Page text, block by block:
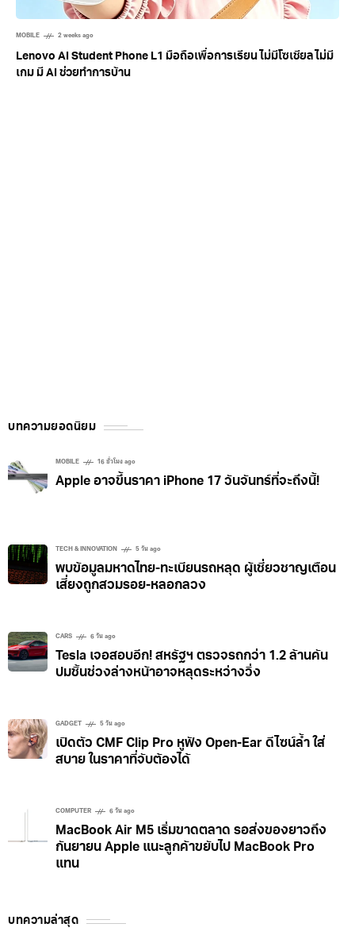
MOBILE 2 weeks ago
Lenovo AI Student Phone L1 มือถือเพื่อการเรียน ไม่มีโซเชียล ไม่มี
เกม มี AI ช่วยทำการบ้าน
บทความยอดนิยม
MOBILE 16 ชั่วโมง ago
Apple อาจขึ้นราคา iPhone 17 วันจันทร์ที่จะถึงนี้!
TECH & INNOVATION 5 วัน ago
พบข้อมูลมหาดไทย-ทะเบียนรถหลุด ผู้เชี่ยวชาญเตือน
เสี่ยงถูกสวมรอย-หลอกลวง
CARS 6 วัน ago
Tesla เจอสอบอีก! สหรัฐฯ ตรวจรถกว่า 1.2 ล้านคัน
ปมชิ้นช่วงล่างหน้าอาจหลุดระหว่างวิ่ง
GADGET 5 วัน ago
เปิดตัว CMF Clip Pro หูฟัง Open-Ear ดีไซน์ล้ำ ใส่
สบาย ในราคาที่จับต้องได้
COMPUTER 6 วัน ago
MacBook Air M5 เริ่มขาดตลาด รอส่งของยาวถึง
กันยายน Apple แนะลูกค้าขยับไป MacBook Pro
แทน
บทความล่าสุด